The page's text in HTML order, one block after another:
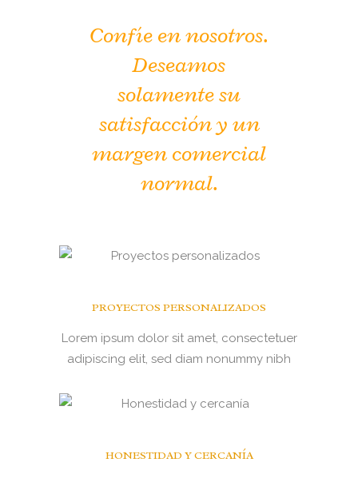
Confíe en nosotros.
Deseamos
solamente su
satisfacción y un
margen comercial
normal.
PROYECTOS PERSONALIZADOS
Lorem ipsum dolor sit amet, consectetuer
adipiscing elit, sed diam nonummy nibh
HONESTIDAD Y CERCANÍA